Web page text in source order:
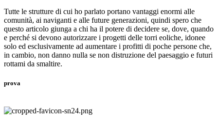
Tutte le strutture di cui ho parlato portano vantaggi enormi alle
comunità, ai naviganti e alle future generazioni, quindi spero che
questo articolo giunga a chi ha il potere di decidere se, dove, quando
e perché si devono autorizzare i progetti delle torri eoliche, idonee
solo ed esclusivamente ad aumentare i profitti di poche persone che,
in cambio, non danno nulla se non distruzione del paesaggio e futuri
rottami da smaltire.
prova